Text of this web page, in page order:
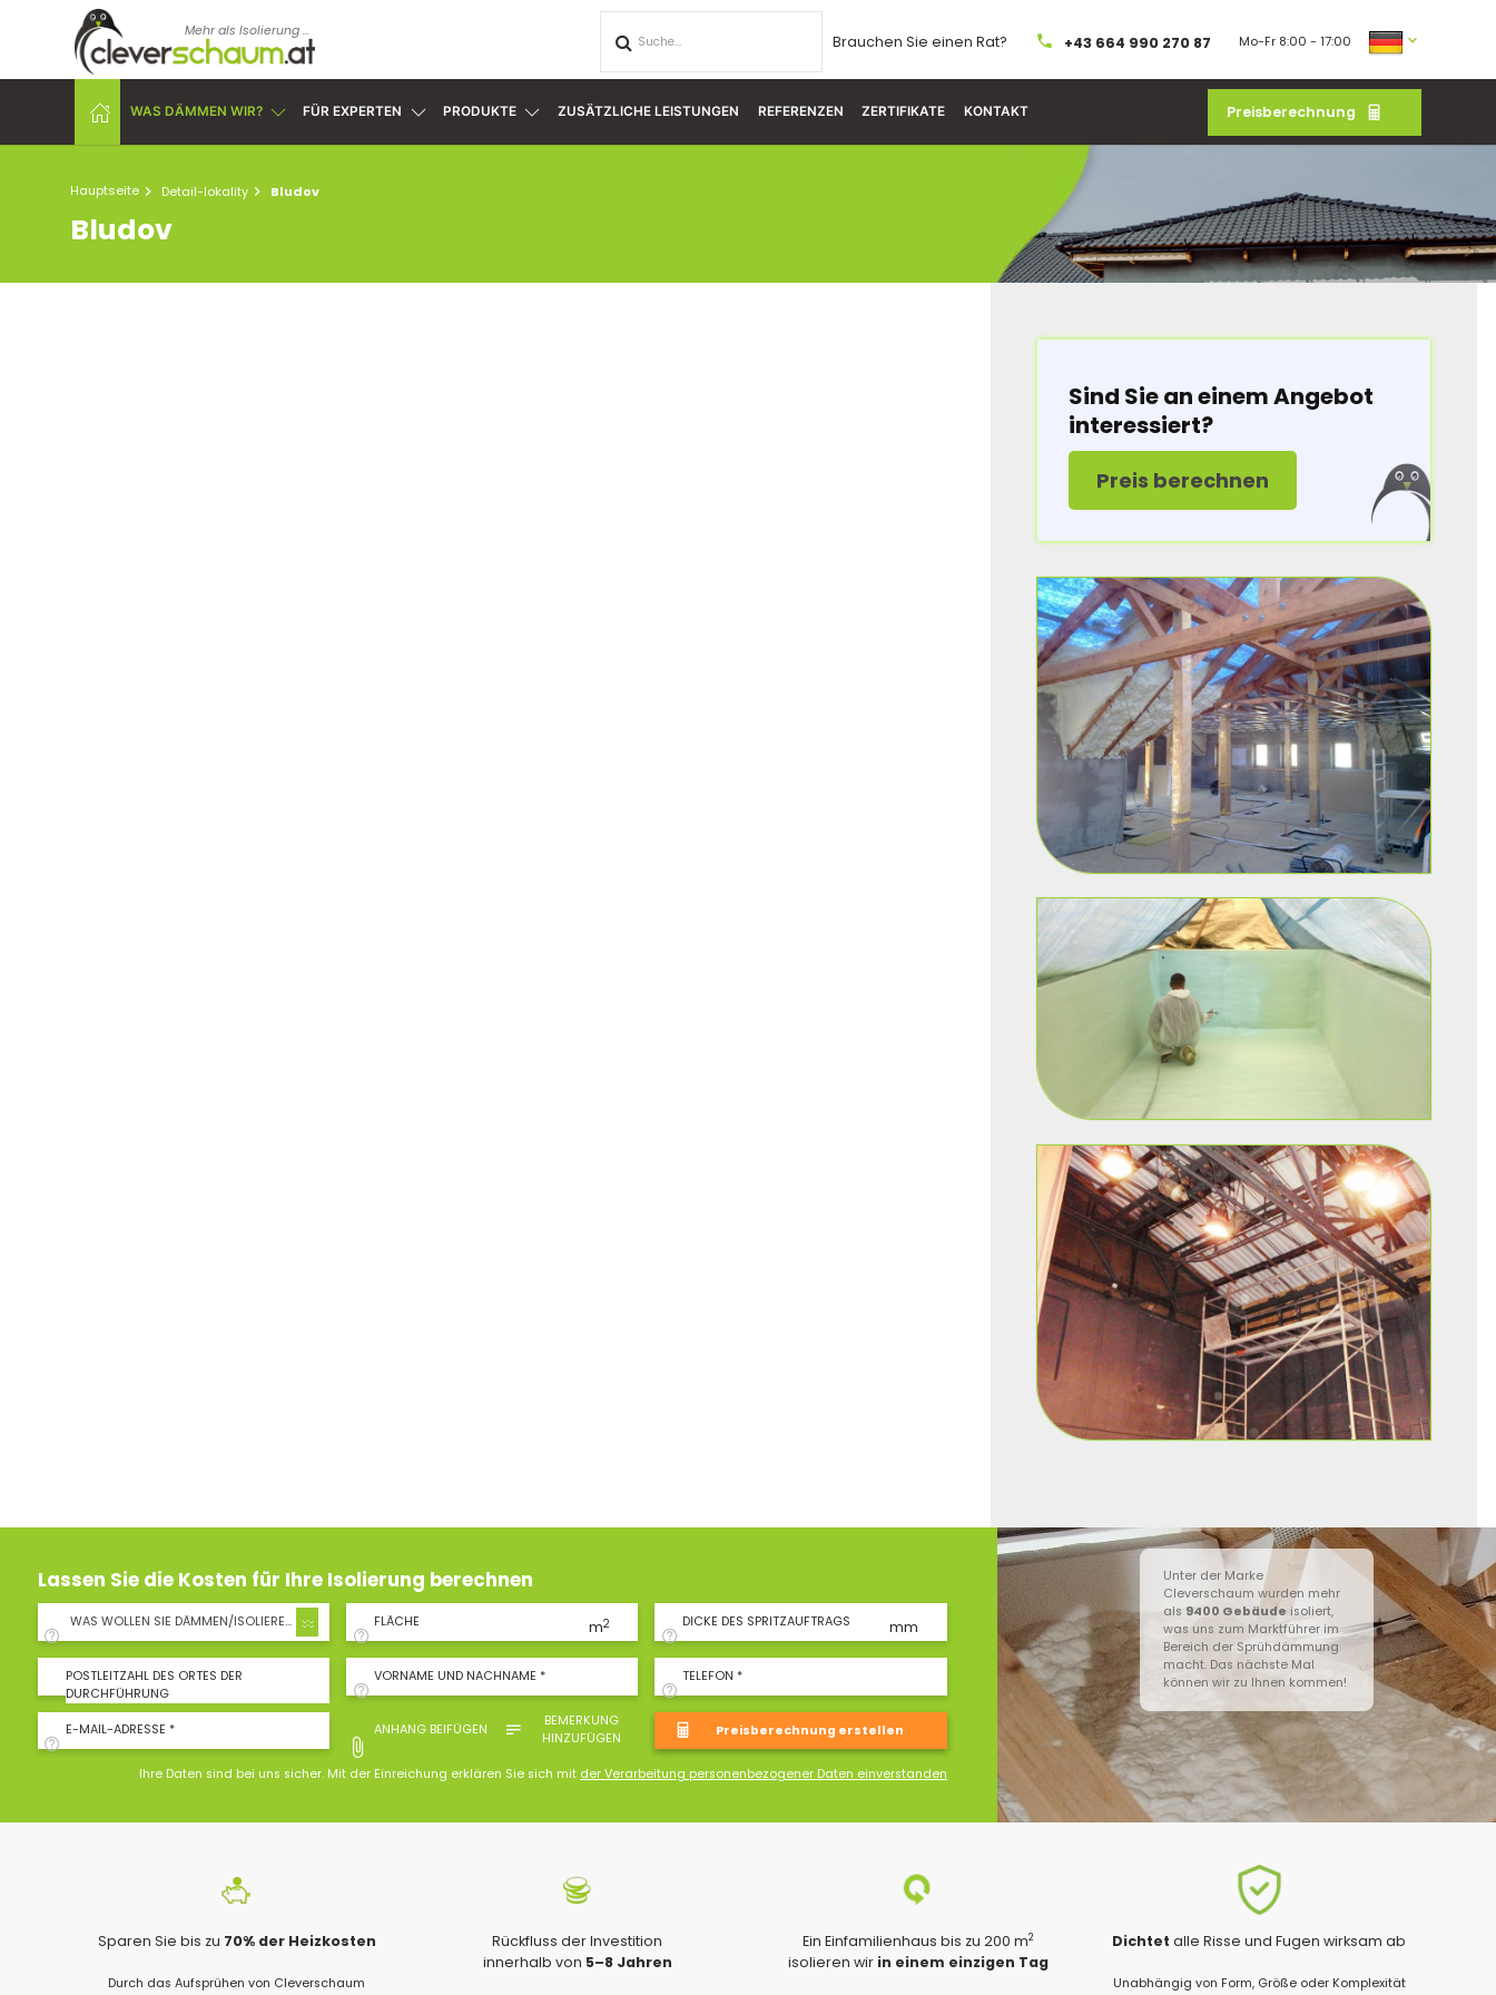
Mehr als Isolierung ...
Brauchen Sie einen Rat? +43 664 990 270 87 Mo-Fr 8:00 - 17:00
WAS DÄMMEN WIR? FÜR EXPERTEN PRODUKTE ZUSÄTZLICHE LEISTUNGEN REFERENZEN ZERTIFIKATE KONTAKT Preisberechnung
Hauptseite Detail-lokality Bludov
Bludov
Sind Sie an einem Angebot
interessiert?
Preis berechnen
Lassen Sie die Kosten für Ihre Isolierung berechnen
WAS WOLLEN SIE DÄMMEN/ISOLIEREN? FLÄCHE m2 DICKE DES SPRITZAUFTRAGS mm
POSTLEITZAHL DES ORTES DER
DURCHFÜHRUNG
VORNAME UND NACHNAME * TELEFON *
E-MAIL-ADRESSE * ANHANG BEIFÜGEN
BEMERKUNG
HINZUFÜGEN
Ihre Daten sind bei uns sicher. Mit der Einreichung erklären Sie sich mit der Verarbeitung personenbezogener Daten einverstanden
Unter der Marke
Cleverschaum wurden mehr
als 9400 Gebäude isoliert,
was uns zum Marktführer im
Bereich der Sprühdämmung
macht. Das nächste Mal
können wir zu Ihnen kommen!
Sparen Sie bis zu 70% der Heizkosten
Durch das Aufsprühen von Cleverschaum
Rückfluss der Investition
innerhalb von 5–8 Jahren
Ein Einfamilienhaus bis zu 200 m2
isolieren wir in einem einzigen Tag
Dichtet alle Risse und Fugen wirksam ab
Unabhängig von Form, Größe oder Komplexität